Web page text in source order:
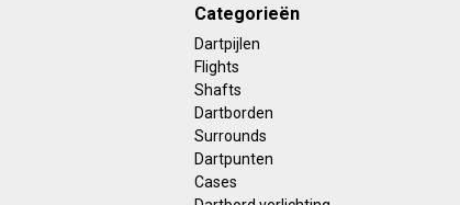
Categorieën
Dartpijlen
Flights
Shafts
Dartborden
Surrounds
Dartpunten
Cases